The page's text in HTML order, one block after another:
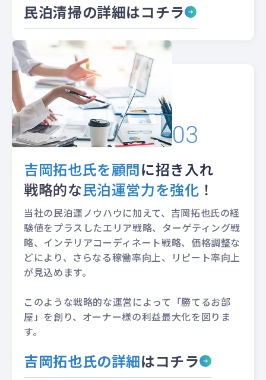
民泊清掃の詳細はコチラ
吉岡拓也氏を顧問に招き入れ
戦略的な民泊運営力を強化 ！
当社の民泊運ノウハウに加えて、吉岡拓也氏の経
験値をプラスしたエリア戦略、ターゲティング戦
略、インテリアコーディネート戦略、価格調整な
どにより、さらなる稼働率向上、リピート率向上
が見込めます。
このような戦略的な運営によって「勝てるお部
屋」を創り、オーナー様の利益最大化を図りま
す。
吉岡拓也氏の詳細はコチラ